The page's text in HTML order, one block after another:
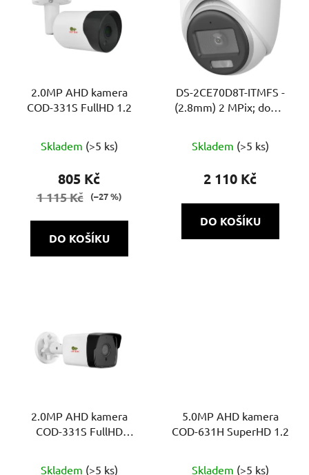
2.0MP AHD kamera
COD-331S FullHD 1.2
hodnocení
produktu
je
5
Skladem (>5 ks)
805 Kč
1 115 Kč (–27 %)
DO KOŠÍKU
DS-2CE70D8T-ITMFS -
(2.8mm) 2 MPix; dome
Skladem (>5 ks)
2 110 Kč
DO KOŠÍKU
2.0MP AHD kamera
COD-331S FullHD
Skladem (>5 ks)
5.0MP AHD kamera
COD-631H SuperHD 1.2
Skladem (>5 ks)